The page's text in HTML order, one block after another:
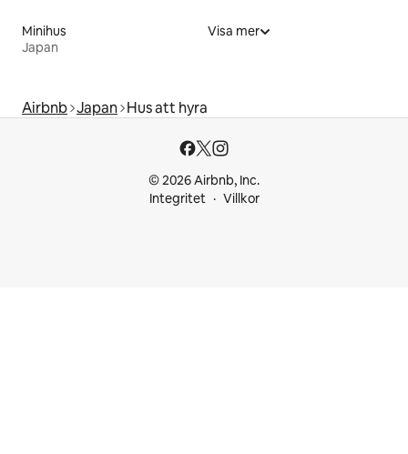
Minihus
Japan
Visa mer
Airbnb Japan Hus att hyra
© 2026 Airbnb, Inc.
Integritet
Villkor